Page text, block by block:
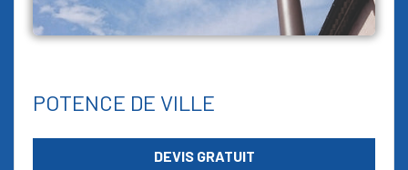
POTENCE DE VILLE
DEVIS GRATUIT